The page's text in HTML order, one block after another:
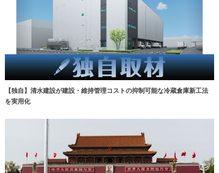
【独自】清水建設が建設・維持管理コストの抑制可能な冷蔵倉庫新工法
を実用化